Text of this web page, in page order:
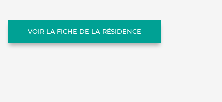
VOIR LA FICHE DE LA RÉSIDENCE